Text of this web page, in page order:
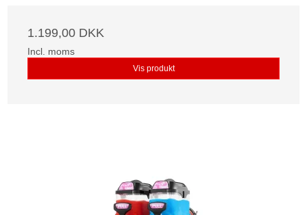
1.199,00 DKK
Incl. moms
Vis produkt